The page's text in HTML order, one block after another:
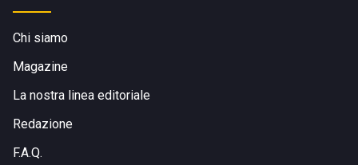
Chi siamo
Magazine
La nostra linea editoriale
Redazione
F.A.Q.